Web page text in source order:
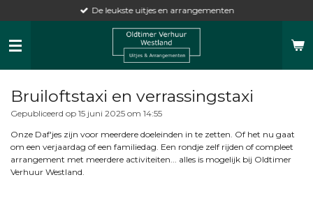
naar
de
De leukste uitjes en arrangementen
Bruiloftstaxi en verrassingstaxi
Gepubliceerd op 15 juni 2025 om 14:55
Onze Daf'jes zijn voor meerdere doeleinden in te zetten. Of het nu gaat
om een verjaardag of een familiedag. Een rondje zelf rijden of compleet
arrangement met meerdere activiteiten... alles is mogelijk bij Oldtimer
Verhuur Westland.